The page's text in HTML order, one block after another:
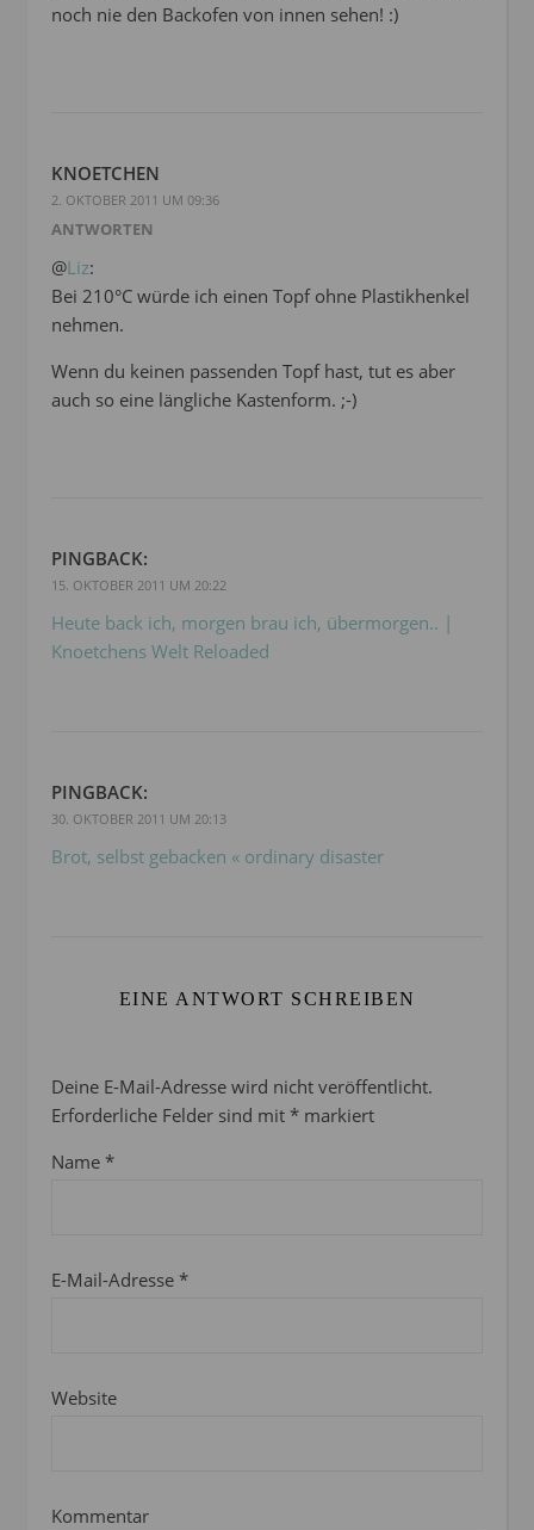
noch nie den Backofen von innen sehen! :)
KNOETCHEN
2. OKTOBER 2011 UM 09:36
ANTWORTEN
@Liz:
Bei 210°C würde ich einen Topf ohne Plastikhenkel
nehmen.
Wenn du keinen passenden Topf hast, tut es aber
auch so eine längliche Kastenform. ;-)
PINGBACK:
15. OKTOBER 2011 UM 20:22
Heute back ich, morgen brau ich, übermorgen.. |
Knoetchens Welt Reloaded
PINGBACK:
30. OKTOBER 2011 UM 20:13
Brot, selbst gebacken « ordinary disaster
EINE ANTWORT SCHREIBEN
Deine E-Mail-Adresse wird nicht veröffentlicht.
Erforderliche Felder sind mit * markiert
Name *
E-Mail-Adresse *
Website
Kommentar